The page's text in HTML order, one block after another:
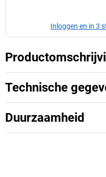
Inloggen en in 3
Technische
Duurzaamheid